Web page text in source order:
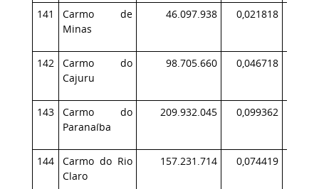
141
Carmo de
Minas
46.097.938 0,021818
142
Carmo do
Cajuru
98.705.660 0,046718
143
Carmo do
Paranaíba
209.932.045 0,099362
144
Carmo do Rio
Claro
157.231.714 0,074419